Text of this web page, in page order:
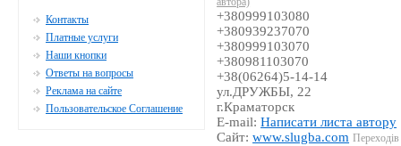
+380999103080
+380939237070
+380999103070
+380981103070
+38(06264)5-14-14
ул.ДРУЖБЫ, 22
г.Краматорск
E-mail:Написати листа автору
Сайт:www.slugba.com
Контакты
Платные услуги
Наши кнопки
Ответы на вопросы
Реклама на сайте
Пользовательское Соглашение